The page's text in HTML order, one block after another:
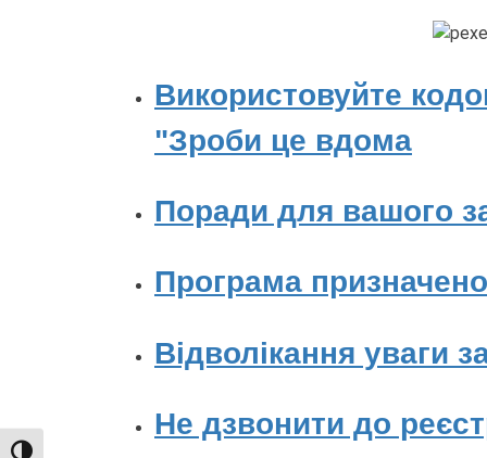
Використовуйте
"Зроби це вдома
Поради для вашого
Програма
Відволікання уваги
Не дзвонити до